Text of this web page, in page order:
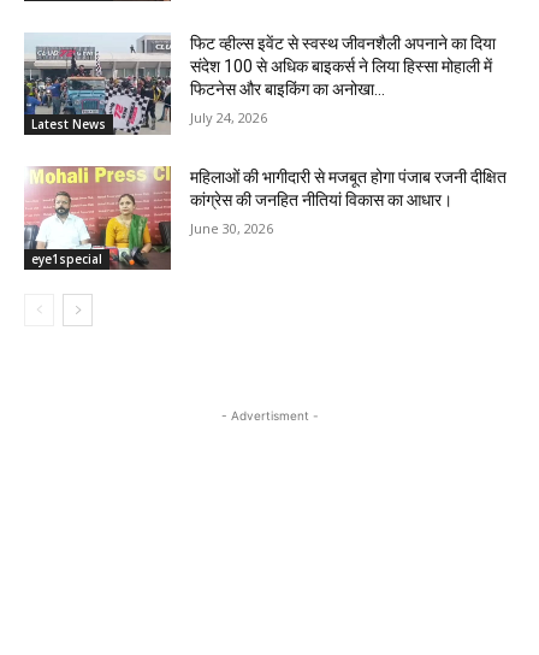
Latest News
फिट व्हील्स इवेंट से स्वस्थ जीवनशैली अपनाने का दिया
संदेश 100 से अधिक बाइकर्स ने लिया हिस्सा मोहाली में
फिटनेस और बाइकिंग का अनोखा...
July 24, 2026
eye1special
महिलाओं की भागीदारी से मजबूत होगा पंजाब रजनी दीक्षित
कांग्रेस की जनहित नीतियां विकास का आधार।
June 30, 2026
- Advertisment -